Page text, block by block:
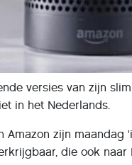
versies van zijn
in het Nederlands.
Amazon zijn maandag
die ook